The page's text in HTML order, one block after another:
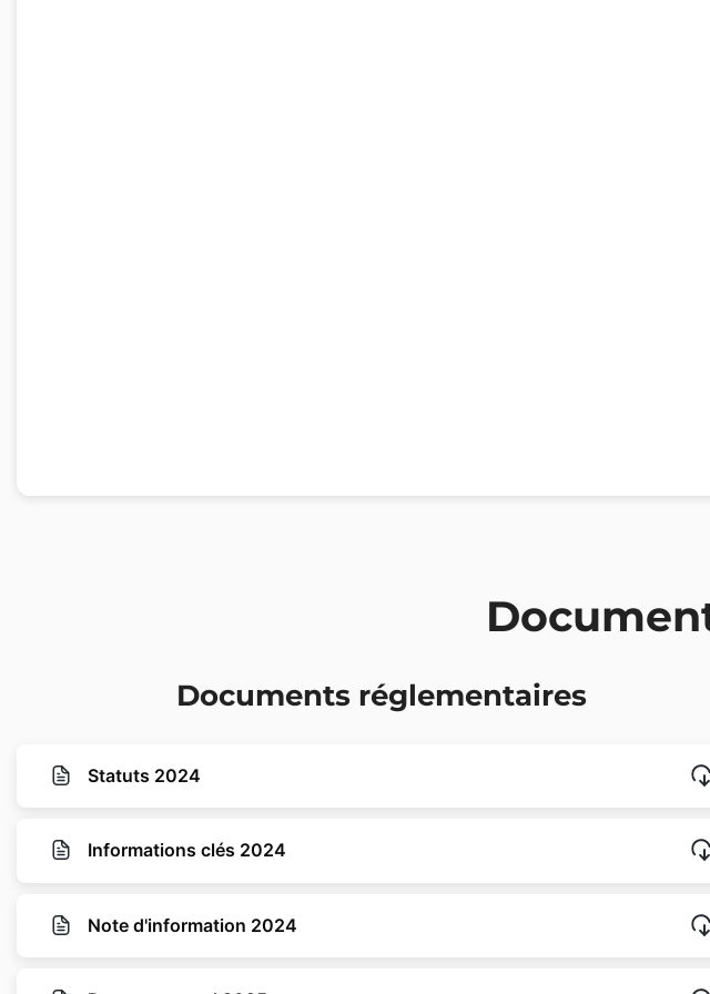
Documents réglementaires
Statuts 2024
Informations clés 2024
Note d'information 2024